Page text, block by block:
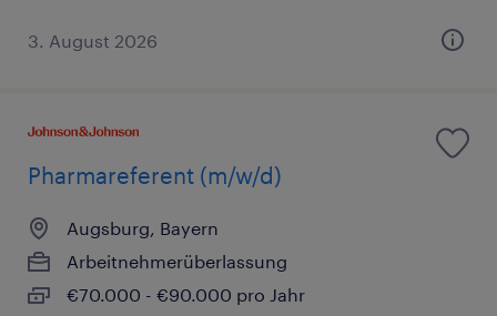
3. August 2026
Pharmareferent (m/w/d)
Augsburg, Bayern
Arbeitnehmerüberlassung
€70.000 - €90.000 pro Jahr